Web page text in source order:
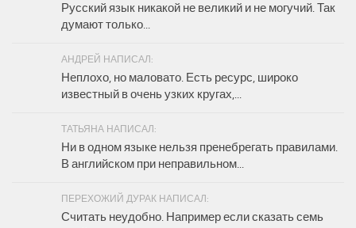
Русский язык никакой не великий и не могучий. Так
думают только...
АНДРЕЙ НАПИСАЛ:
Неплохо, но маловато. Есть ресурс, широко
известный в очень узких кругах,...
ТАТЬЯНА НАПИСАЛ:
Ни в одном языке нельзя пренебрегать правилами.
В английском при неправильном...
ПЕРЕХОЖИЙ ДУРАК НАПИСАЛ:
Считать неудобно. Например если сказать семь